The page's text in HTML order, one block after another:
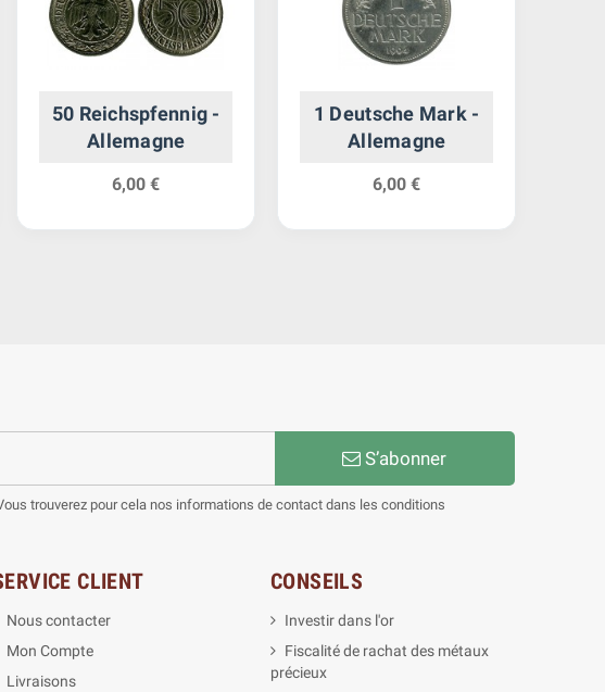
50 Reichspfennig -
Allemagne
6,00 €
1 Deutsche Mark -
Allemagne
6,00 €
S’abonner
trouverez pour cela nos informations de contact dans les conditions
CLIENT
Nous contacter
Mon Compte
Livraisons
CONSEILS
Investir dans l'or
Fiscalité de rachat des métaux
précieux